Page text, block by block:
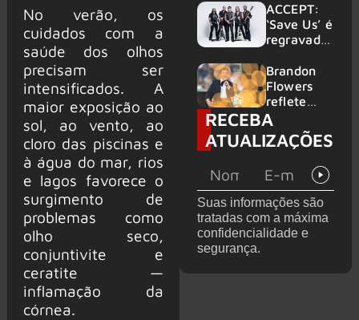
No verão, os
cuidados com a
saúde dos olhos
precisam ser
intensificados. A
maior exposição ao
sol, ao vento, ao
cloro das piscinas e
à água do mar, rios
e lagos favorece o
surgimento de
problemas como
olho seco,
conjuntivite e
ceratite —
inflamação da
córnea.
vivo de
“Fortress”
gravada
am Ring
2026
ACCEPT:
‘Save Us’ é
regravada
membros
do GHOST
e KORN
Brandon
Flowers
reflete
sobre o
futuro e
levanta
de de
deixar os
palcos
RECEBA
ATUALIZAÇÕES
Suas informações são
tratadas com a máxima
confidencialidade e
segurança.